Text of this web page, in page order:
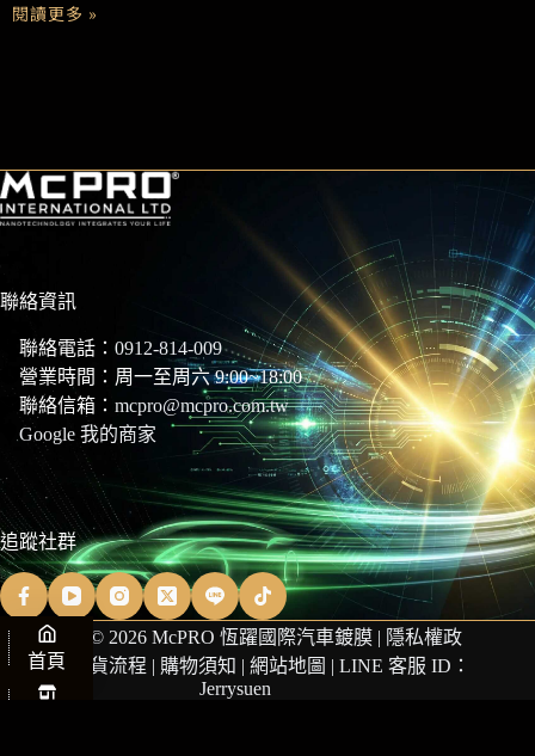
閱讀更多 »
聯絡資訊
聯絡電話： 0912-814-009
營業時間：周一至周六 9:00~18:00
聯絡信箱： mcpro@mcpro.com.tw
Google 我的商家
追蹤社群
Copyright © 2026 McPRO 恆躍國際汽車鍍膜 | 隱私權政
策
|商品退貨流程 | 購物須知 |網站地圖 | LINE 客服 ID：
Jerrysuen
首頁